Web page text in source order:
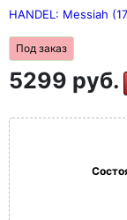
HANDEL: Messiah
Под заказ
5299 руб.